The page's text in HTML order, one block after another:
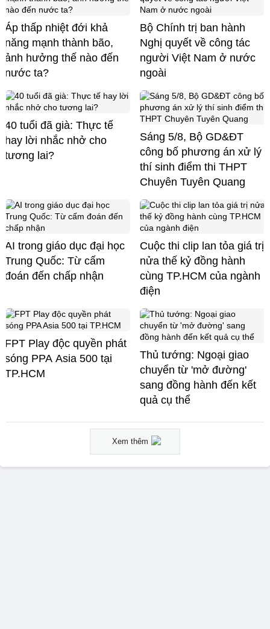
Áp thấp nhiệt đới khả
năng mạnh thành bão,
ảnh hưởng thế nào đến
nước ta?
Bộ Chính trị ban hành
Nghị quyết về công tác
người Việt Nam ở nước
ngoài
40 tuổi đã già: Thực tế
hay lời nhắc nhở cho
tương lai?
Sáng 5/8, Bộ GD&ĐT
công bố phương án xử lý
thí sinh điểm thi THPT
Chuyên Tuyên Quang
AI trong giáo dục đại học
Trung Quốc: Từ cấm
đoán đến chấp nhận
Cuộc thi clip lan tỏa giá trị
nửa thế kỷ đồng hành
cùng TP.HCM của ngành
điện
FPT Play độc quyền phát
sóng PPA Asia 500 tại
TP.HCM
Thủ tướng: Ngoại giao
chuyển từ 'mở đường'
sang đồng hành đến kết
quả cụ thể
Xem thêm